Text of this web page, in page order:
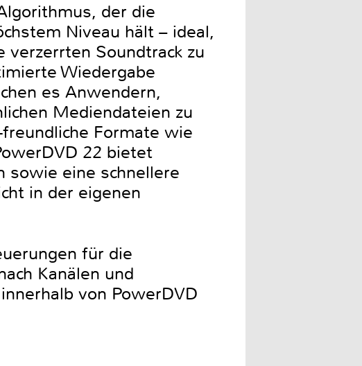
der die
Niveau hält – ideal,
Soundtrack zu
Wiedergabe
es Anwendern,
Mediendateien zu
Formate wie
22 bietet
sowie eine schnellere
in der eigenen
für die
Kanälen und
von PowerDVD